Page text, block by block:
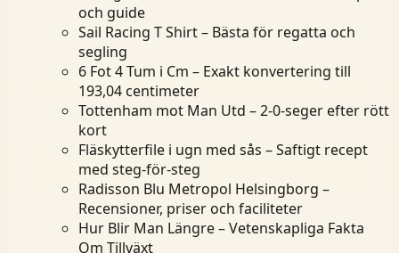
och guide
Sail Racing T Shirt – Bästa för regatta och
segling
6 Fot 4 Tum i Cm – Exakt konvertering till
193,04 centimeter
Tottenham mot Man Utd – 2-0-seger efter rött
kort
Fläskytterfile i ugn med sås – Saftigt recept
med steg-för-steg
Radisson Blu Metropol Helsingborg –
Recensioner, priser och faciliteter
Hur Blir Man Längre – Vetenskapliga Fakta
Om Tillväxt